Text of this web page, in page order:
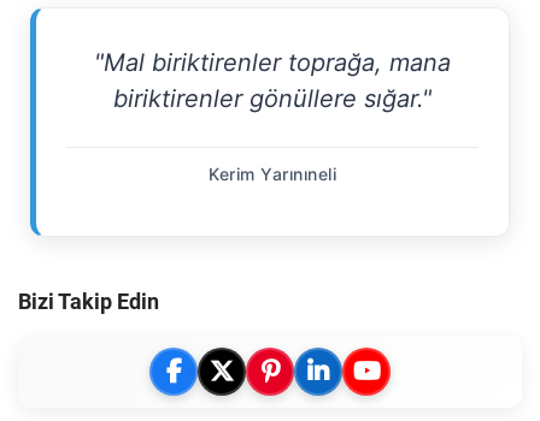
"Mal biriktirenler toprağa, mana
biriktirenler gönüllere sığar."
Kerim Yarınıneli
Bizi Takip Edin